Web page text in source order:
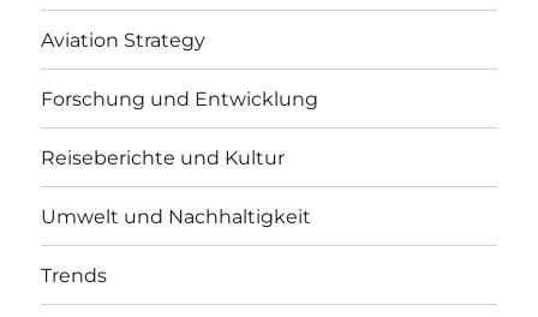
Aviation Strategy
Forschung und Entwicklung
Reiseberichte und Kultur
Umwelt und Nachhaltigkeit
Trends